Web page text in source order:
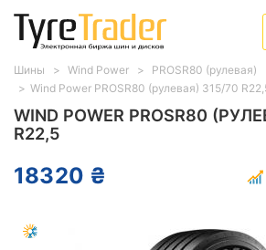
WIND POWER PROSR80
R22,5
18320 ₴
Шины Wind Power
PROSR80 (рулевая)
Wind Power PROSR80 (рулевая) 315/70